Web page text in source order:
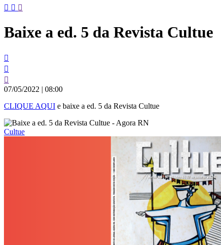
Pular
conteúdo
Baixe a ed. 5 da Revista Cultue
07/05/2022 | 08:00
CLIQUE AQUI e baixe a ed. 5 da Revista Cultue
Cultue